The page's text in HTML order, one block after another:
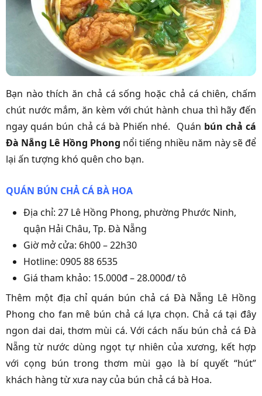
Bạn nào thích ăn chả cá sống hoặc chả cá chiên, chấm
chút nước mắm, ăn kèm với chút hành chua thì hãy đến
ngay quán bún chả cá bà Phiến nhé. Quán bún chả cá
Đà Nẵng Lê Hồng Phong nổi tiếng nhiều năm này sẽ để
lại ấn tượng khó quên cho bạn.
QUÁN BÚN CHẢ CÁ BÀ HOA
Địa chỉ: 27 Lê Hồng Phong, phường Phước Ninh,
quận Hải Châu, Tp. Đà Nẵng
Giờ mở cửa: 6h00 – 22h30
Hotline: 0905 88 6535
Giá tham khảo: 15.000đ – 28.000đ/ tô
Thêm một địa chỉ quán bún chả cá Đà Nẵng Lê Hồng
Phong cho fan mê bún chả cá lựa chọn. Chả cá tại đây
ngon dai dai, thơm mùi cá. Với cách nấu bún chả cá Đà
Nẵng từ nước dùng ngọt tự nhiên của xương, kết hợp
với cọng bún trong thơm mùi gạo là bí quyết “hút”
khách hàng từ xưa nay của bún chả cá bà Hoa.